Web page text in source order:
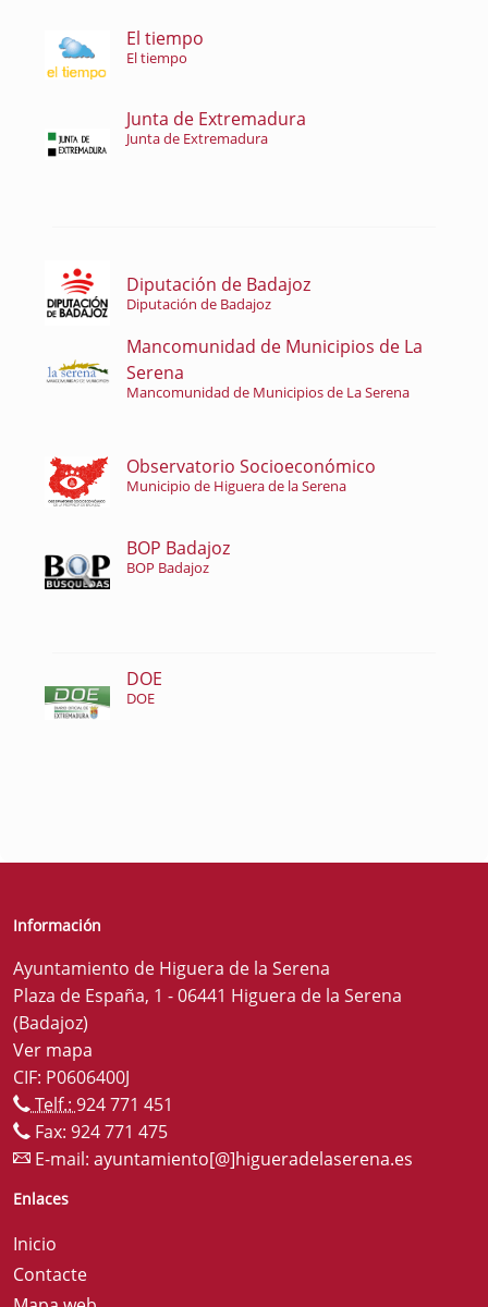
El tiempo
El tiempo
Junta de Extremadura
Junta de Extremadura
Diputación de Badajoz
Diputación de Badajoz
Mancomunidad de Municipios de La
Serena
Mancomunidad de Municipios de La Serena
Observatorio Socioeconómico
Municipio de Higuera de la Serena
BOP Badajoz
BOP Badajoz
DOE
DOE
Información
Ayuntamiento de Higuera de la Serena
Plaza de España, 1 - 06441 Higuera de la Serena
(Badajoz)
Ver mapa
CIF: P0606400J
Telf.: 924 771 451
Fax: 924 771 475
E-mail: ayuntamiento[@]higueradelaserena.es
Enlaces
Inicio
Contacte